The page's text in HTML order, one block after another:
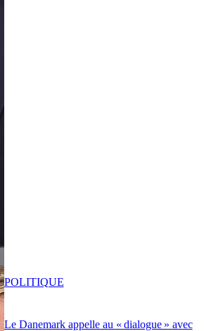
Le Danemark appelle au « dialogue » avec
POLITIQUE